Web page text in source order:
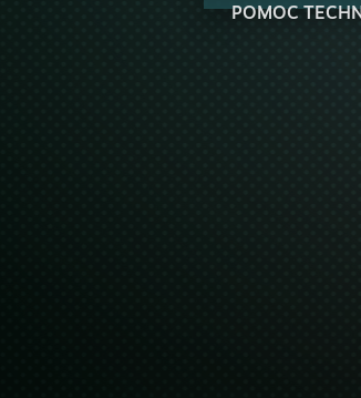
POMOC